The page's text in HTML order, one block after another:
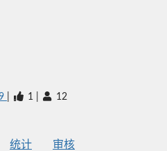
1 12
统计
审核